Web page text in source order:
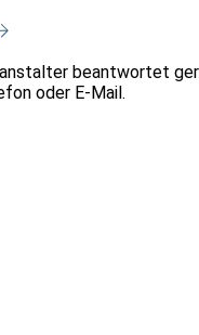
beantwortet
oder E-Mail.